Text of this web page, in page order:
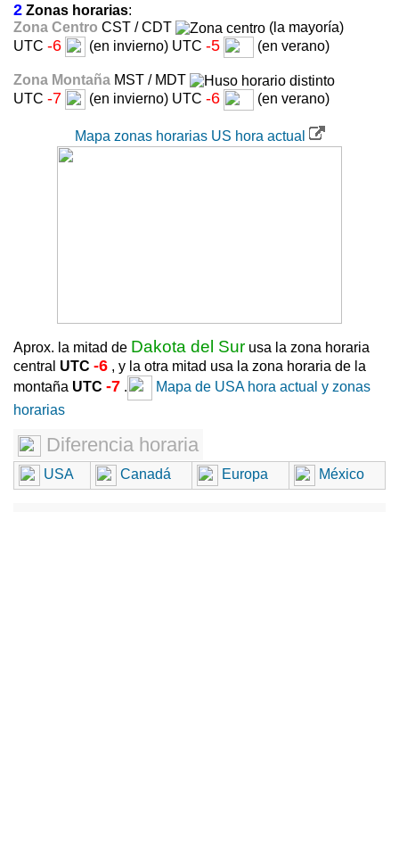
2 Zonas horarias:
Zona Centro CST / CDT
(la mayoría)
UTC -6 (en invierno) UTC -5 (en verano)
Zona Montaña MST / MDT
UTC -7 (en invierno) UTC -6 (en verano)
Mapa zonas horarias US hora actual
Aprox. la mitad de Dakota del Sur usa la zona horaria
central UTC -6 , y la otra mitad usa la zona horaria de la
montaña UTC -7 .
Mapa de USA hora actual y zonas
horarias
Diferencia horaria
USA Canadá Europa México